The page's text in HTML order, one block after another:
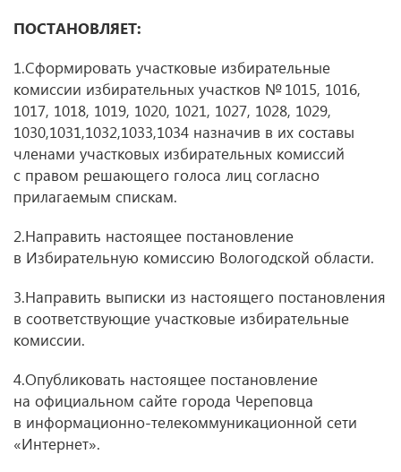
ПОСТАНОВЛЯЕТ:
1.Сформировать участковые избирательные
комиссии избирательных участков № 1015, 1016,
1017, 1018, 1019, 1020, 1021, 1027, 1028, 1029,
1030,1031,1032,1033,1034 назначив в их составы
членами участковых избирательных комиссий
с правом решающего голоса лиц согласно
прилагаемым спискам.
2.Направить настоящее постановление
в Избирательную комиссию Вологодской области.
3.Направить выписки из настоящего постановления
в соответствующие участковые избирательные
комиссии.
4.Опубликовать настоящее постановление
на официальном сайте города Череповца
в информационно-телекоммуникационной сети
«Интернет».